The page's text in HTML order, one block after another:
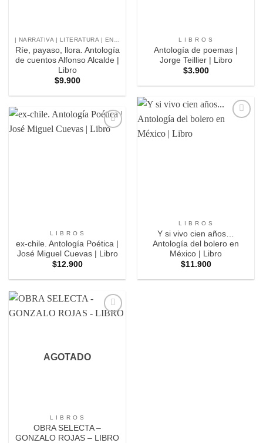
Ríe, payaso, llora. Antología
de cuentos Alfonso Alcalde |
Libro
$9.900
L I B R O S
Antología de poemas |
Jorge Teillier | Libro
$3.900
L I B R O S
Y si vivo cien años…
Antología del bolero en
México | Libro
$11.900
L I B R O S
ex-chile. Antología Poética |
José Miguel Cuevas | Libro
$12.900
AGOTADO
L I B R O S
OBRA SELECTA –
GONZALO ROJAS – LIBRO